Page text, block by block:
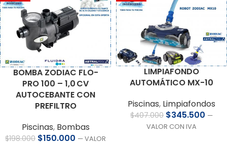
BOMBA ZODIAC FLO-
PRO 100 – 1,0 CV
AUTOCEBANTE CON
PREFILTRO
Piscinas, Bombas
$198.000 $150.000 — VALOR
LIMPIAFONDO
AUTOMÁTICO MX-10
Piscinas, Limpiafondos
$407.000 $345.500 —
VALOR CON IVA